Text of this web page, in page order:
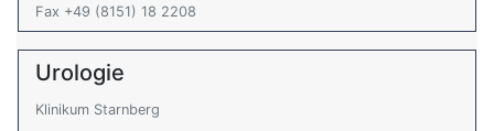
Fax +49 (8151) 18 2208
Urologie
Klinikum Starnberg